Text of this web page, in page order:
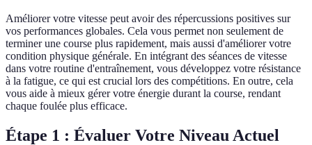
Améliorer votre vitesse peut avoir des répercussions positives sur
vos performances globales. Cela vous permet non seulement de
terminer une course plus rapidement, mais aussi d'améliorer votre
condition physique générale. En intégrant des séances de vitesse
dans votre routine d'entraînement, vous développez votre résistance
à la fatigue, ce qui est crucial lors des compétitions. En outre, cela
vous aide à mieux gérer votre énergie durant la course, rendant
chaque foulée plus efficace.
Étape 1 : Évaluer Votre Niveau Actuel